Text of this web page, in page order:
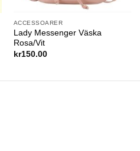
ACCESSOARER
Lady Messenger Väska
Rosa/Vit
kr150.00